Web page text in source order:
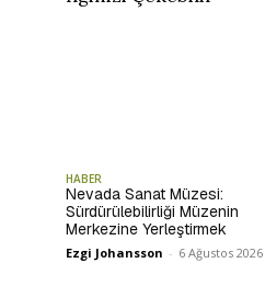
HABER
Nevada Sanat Müzesi:
Sürdürülebilirliği Müzenin
Merkezine Yerleştirmek
Ezgi Johansson - 6 Ağustos 2026